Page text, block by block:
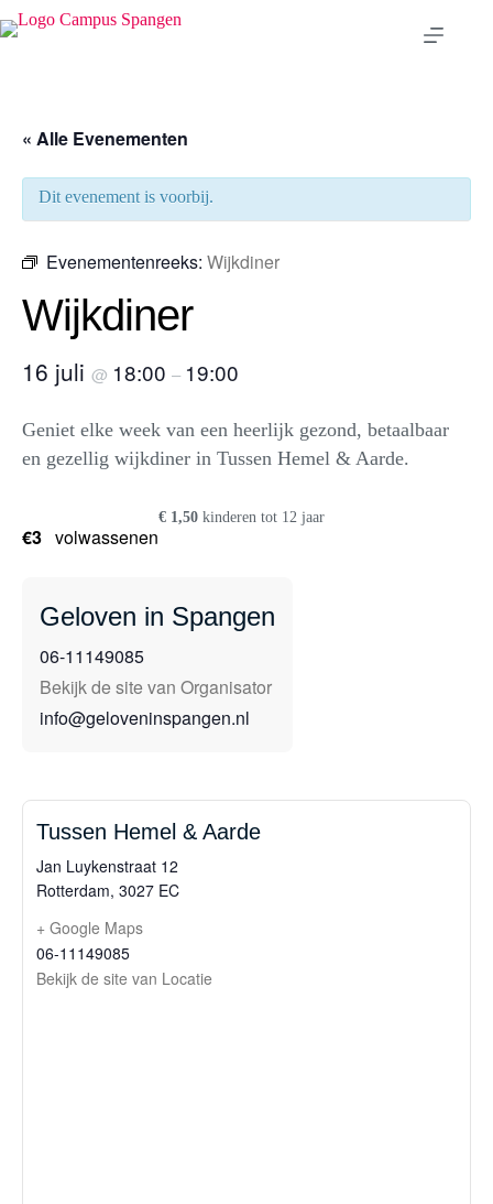
naar
« Alle Evenementen
Dit evenement is voorbij.
Evenementenreeks: Wijkdiner
Wijkdiner
16 juli @ 18:00 – 19:00
Geniet elke week van een heerlijk gezond, betaalbaar
en gezellig wijkdiner in Tussen Hemel & Aarde.
€3 volwassenen
€ 1,50 kinderen tot 12 jaar
Geloven in Spangen
06-11149085
Bekijk de site van Organisator
info@geloveninspangen.nl
Tussen Hemel & Aarde
Jan Luykenstraat 12
Rotterdam, 3027 EC
+ Google Maps
06-11149085
Bekijk de site van Locatie